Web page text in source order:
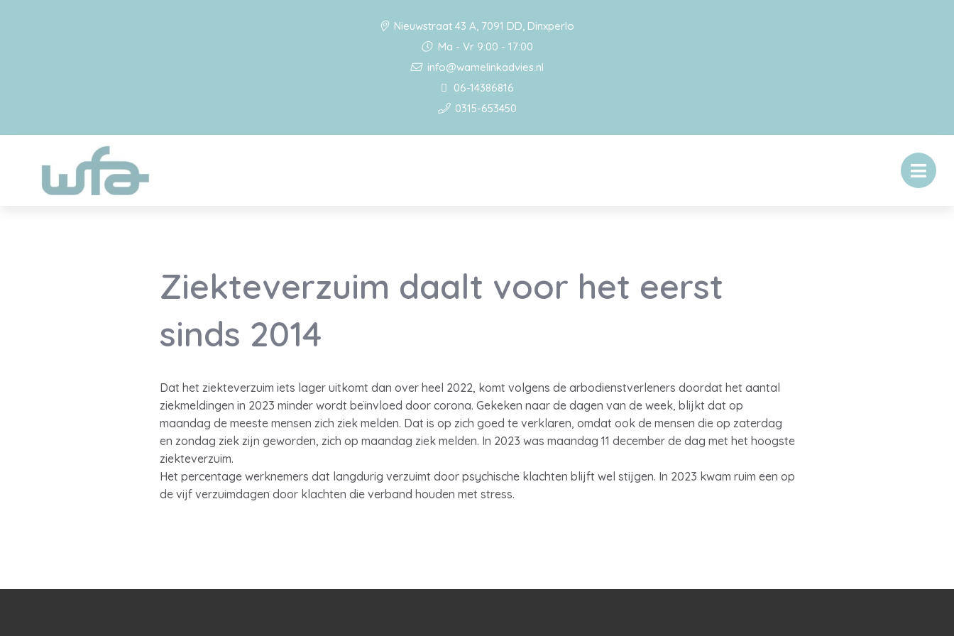
Nieuwstraat 43 A, 7091 DD, Dinxperlo
Ma - Vr 9:00 - 17:00
info@wamelinkadvies.nl
06-14386816
0315-653450
Ziekteverzuim daalt voor het eerst
sinds 2014
Dat het ziekteverzuim iets lager uitkomt dan over heel 2022, komt volgens de arbodienstverleners doordat het aantal
ziekmeldingen in 2023 minder wordt beïnvloed door corona. Gekeken naar de dagen van de week, blijkt dat op
maandag de meeste mensen zich ziek melden. Dat is op zich goed te verklaren, omdat ook de mensen die op zaterdag
en zondag ziek zijn geworden, zich op maandag ziek melden. In 2023 was maandag 11 december de dag met het hoogste
ziekteverzuim.
Het percentage werknemers dat langdurig verzuimt door psychische klachten blijft wel stijgen. In 2023 kwam ruim een op
de vijf verzuimdagen door klachten die verband houden met stress.